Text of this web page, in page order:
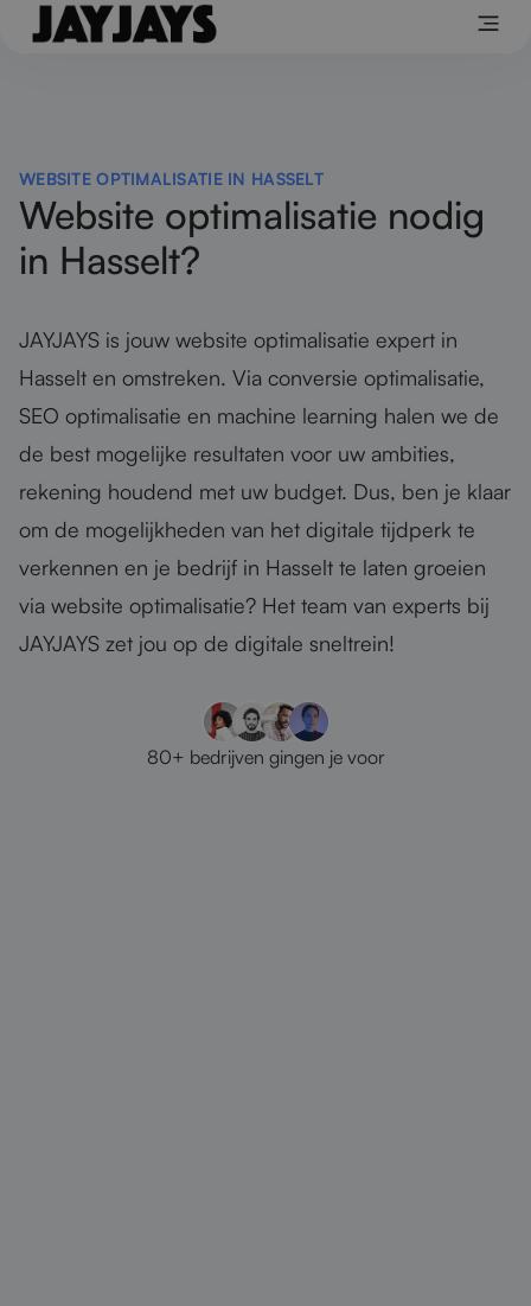
WEBSITE OPTIMALISATIE IN HASSELT
Website optimalisatie nodig
in Hasselt?
JAYJAYS is jouw website optimalisatie expert in
Hasselt en omstreken. Via conversie optimalisatie,
SEO optimalisatie en machine learning halen we de
de best mogelijke resultaten voor uw ambities,
rekening houdend met uw budget. Dus, ben je klaar
om de mogelijkheden van het digitale tijdperk te
verkennen en je bedrijf in Hasselt te laten groeien
via website optimalisatie? Het team van experts bij
JAYJAYS zet jou op de digitale sneltrein!
80+ bedrijven gingen je voor